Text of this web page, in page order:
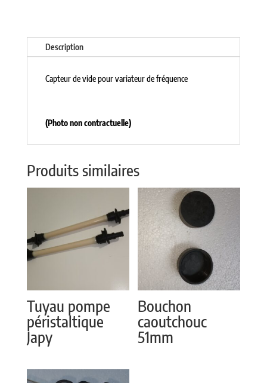
Description
Capteur de vide pour variateur de fréquence
(Photo non contractuelle)
Produits similaires
Tuyau pompe
péristaltique
Japy
Bouchon
caoutchouc
51mm